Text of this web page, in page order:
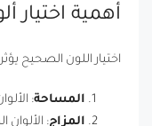
أهمية اختيار
اختيار اللون الصحيح
المساحة:
المزاج: الألوان